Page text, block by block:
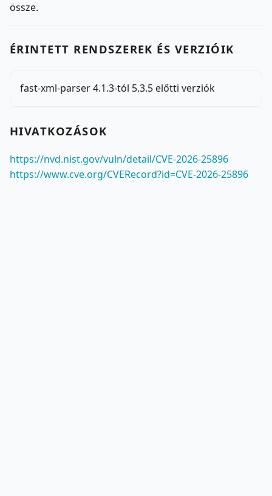
össze.
ÉRINTETT RENDSZEREK ÉS VERZIÓIK
fast-xml-parser 4.1.3-tól 5.3.5 előtti verziók
HIVATKOZÁSOK
https://nvd.nist.gov/vuln/detail/CVE-2026-25896
https://www.cve.org/CVERecord?id=CVE-2026-25896